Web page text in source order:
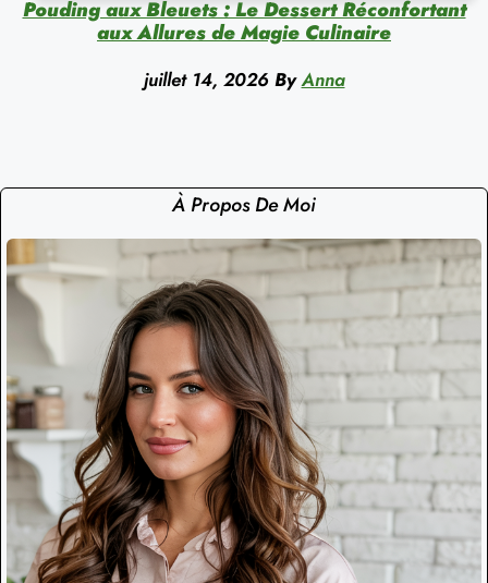
Pouding aux Bleuets : Le Dessert Réconfortant
aux Allures de Magie Culinaire
juillet 14, 2026 By Anna
À Propos De Moi